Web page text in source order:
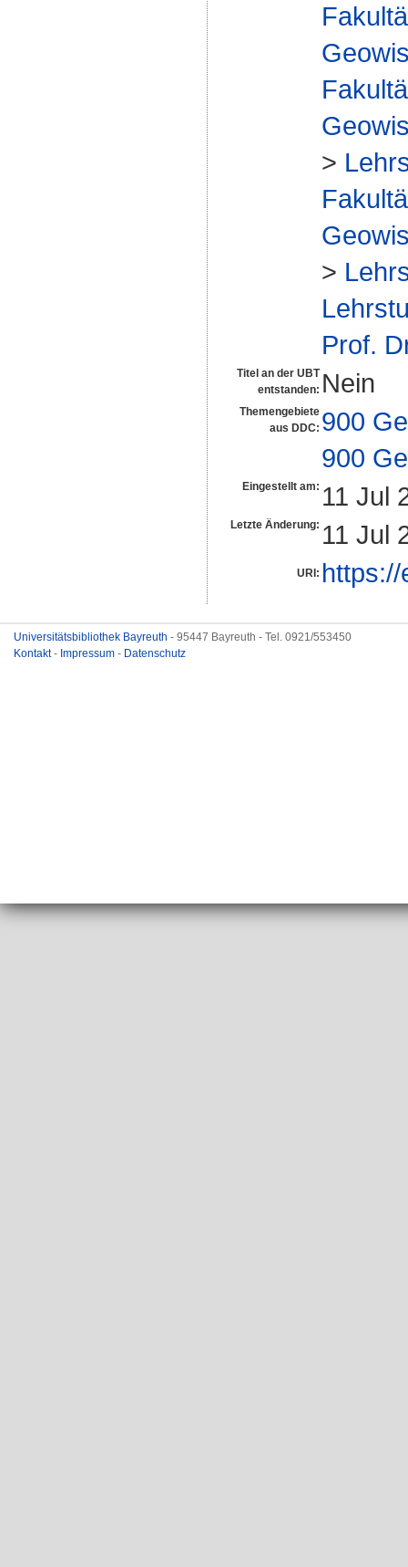
>
>
Prof.
Titel an der UBT
entstanden: Nein
Themengebiete
aus DDC: 900
900
Eingestellt am: 11 Jul
Letzte Änderung: 11 Jul
URI:
Universitätsbibliothek Bayreuth - 95447 Bayreuth - Tel. 0921/553450
Kontakt- Impressum - Datenschutz